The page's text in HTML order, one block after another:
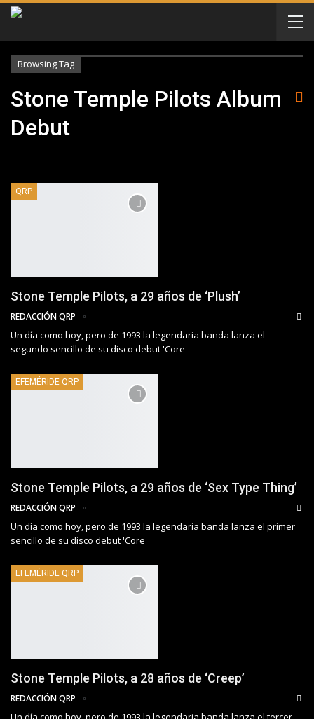
Browsing Tag
Stone Temple Pilots Album
Debut
QRP
Stone Temple Pilots, a 29 años de ‘Plush’
REDACCIÓN QRP
Un día como hoy, pero de 1993 la legendaria banda lanza el
segundo sencillo de su disco debut 'Core'
EFEMÉRIDE QRP
Stone Temple Pilots, a 29 años de ‘Sex Type Thing’
REDACCIÓN QRP
Un día como hoy, pero de 1993 la legendaria banda lanza el primer
sencillo de su disco debut 'Core'
EFEMÉRIDE QRP
Stone Temple Pilots, a 28 años de ‘Creep’
REDACCIÓN QRP